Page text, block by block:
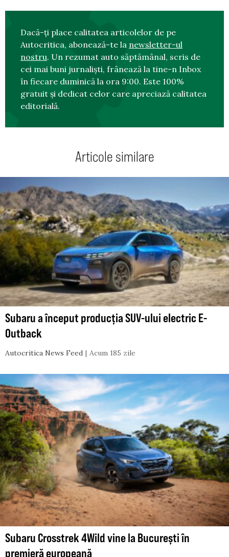
Dacă-ți place calitatea articolelor de pe
Autocritica, abonează-te la newsletter-ul
nostru. Un rezumat auto săptămânal, scris de
cei mai buni jurnaliști, frânează la tine-n Inbox
în fiecare duminică la ora 9:00. Este 100%
gratuit și dedicat celor care apreciază calitatea
editorială.
Articole similare
Subaru a început producția SUV-ului electric E-
Outback
Autocritica News Feed Acum 185 zile
Subaru Crosstrek 4Wild vine la București în
premieră europeană